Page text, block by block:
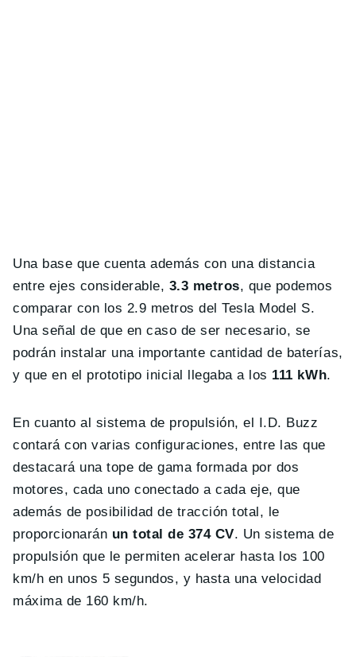
Una base que cuenta además con una distancia
entre ejes considerable, 3.3 metros, que podemos
comparar con los 2.9 metros del Tesla Model S.
Una señal de que en caso de ser necesario, se
podrán instalar una importante cantidad de baterías,
y que en el prototipo inicial llegaba a los 111 kWh.
En cuanto al sistema de propulsión, el I.D. Buzz
contará con varias configuraciones, entre las que
destacará una tope de gama formada por dos
motores, cada uno conectado a cada eje, que
además de posibilidad de tracción total, le
proporcionarán un total de 374 CV. Un sistema de
propulsión que le permiten acelerar hasta los 100
km/h en unos 5 segundos, y hasta una velocidad
máxima de 160 km/h.